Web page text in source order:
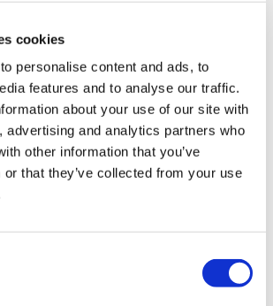
cookies
personalise content and ads, to
features and to analyse our traffic.
about your use of our site with
advertising and analytics partners who
other information that you’ve
or that they’ve collected from your use
90 minutos
um passeio de ônibus com chá da tarde
ABBA por Londres
pontos turísticos icônicos da cidade
e melhores sucessos da banda